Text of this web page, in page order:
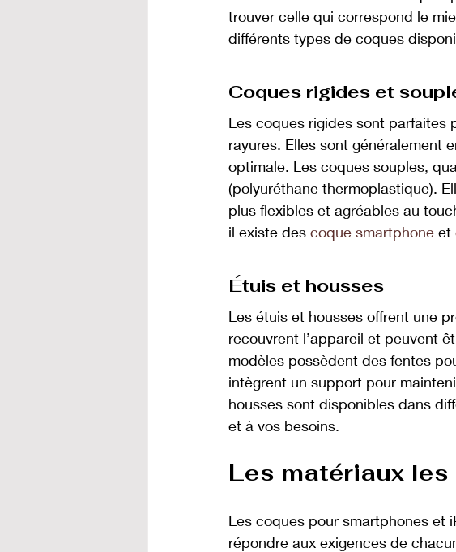
trouver celle qui correspond le
différents types de coques
Coques rigides et
Les coques rigides sont parfaites
rayures. Elles sont généralement
optimale. Les coques souples,
(polyuréthane thermoplastique).
plus flexibles et agréables au
il existe des coque smartphone et
Étuis et housses
Les étuis et housses offrent une
recouvrent l’appareil et peuvent
modèles possèdent des fentes
intègrent un support pour
housses sont disponibles dans
et à vos besoins.
Les matériaux
Les coques pour smartphones et
répondre aux exigences de